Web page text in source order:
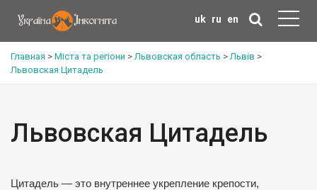
uk ru en
Главная > Міста та регіони >Львовская область >Львів >
Львовская Цитадель
Львовская Цитадель
Цитадель — это внутреннее укрепление крепости,